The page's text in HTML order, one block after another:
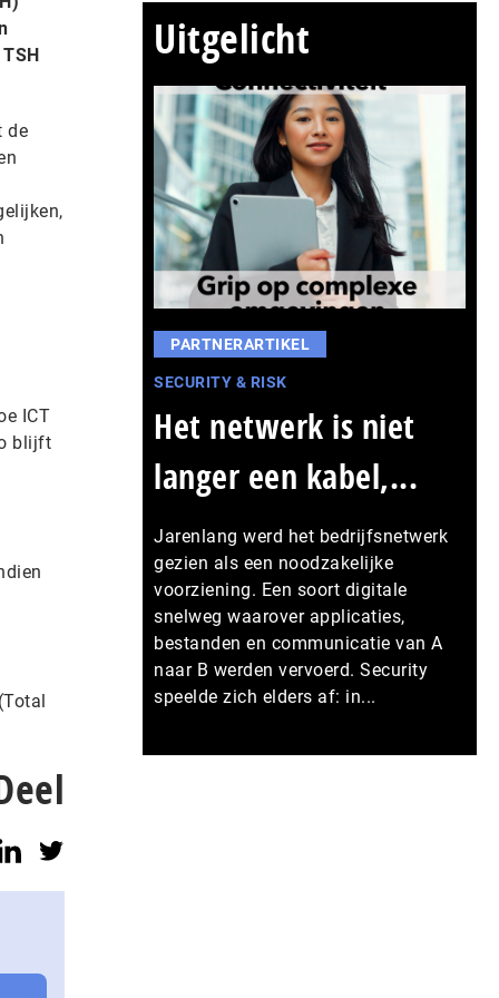
de
ICT
blijft
Uitgelicht
PARTNERARTIKEL
SECURITY & RISK
Het netwerk is niet
langer een kabel,...
Jarenlang werd het bedrijfsnetwerk
gezien als een noodzakelijke
voorziening. Een soort digitale
snelweg waarover applicaties,
bestanden en communicatie van A
naar B werden vervoerd. Security
speelde zich elders af: in...